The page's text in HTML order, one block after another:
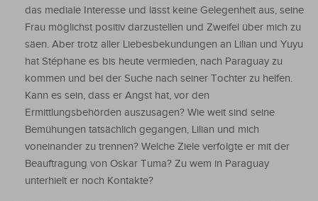
das mediale Interesse und lässt keine Gelegenheit aus, seine
Frau möglichst positiv darzustellen und Zweifel über mich zu
säen. Aber trotz aller Liebesbekundungen an Lilian und Yuyu
hat Stéphane es bis heute vermieden, nach Paraguay zu
kommen und bei der Suche nach seiner Tochter zu helfen.
Kann es sein, dass er Angst hat, vor den
Ermittlungsbehörden auszusagen? Wie weit sind seine
Bemühungen tatsächlich gegangen, Lilian und mich
voneinander zu trennen? Welche Ziele verfolgte er mit der
Beauftragung von Oskar Tuma? Zu wem in Paraguay
unterhielt er noch Kontakte?